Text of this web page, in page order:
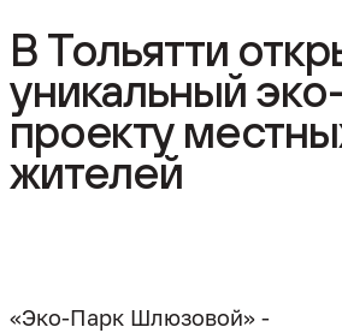
В Тольятти
уникальный
проекту
жителей
«Эко-Парк Шлюзовой» -